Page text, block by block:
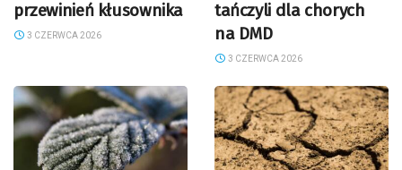
przewinień kłusownika
3 CZERWCA 2026
tańczyli dla chorych
na DMD
3 CZERWCA 2026